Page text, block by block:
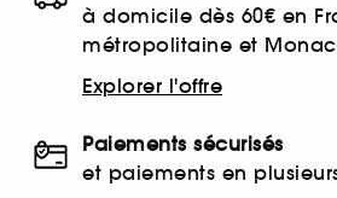
à domicile dès 60€ en
métropolitaine et
Explorer l'offre
Paiements sécurisés
et paiements en